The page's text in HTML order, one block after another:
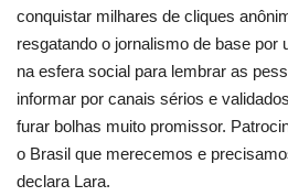
conquistar milhares de cliques
resgatando o jornalismo de base por
na esfera social para lembrar as
informar por canais sérios e
furar bolhas muito promissor.
o Brasil que merecemos e
declara Lara.